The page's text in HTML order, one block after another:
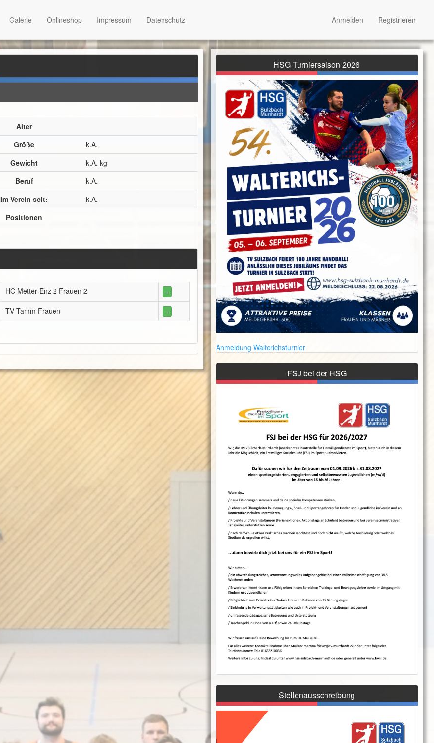
Alter
Größe
k.A.
Gewicht
k.A. kg
Beruf
k.A.
Im Verein seit:
k.A.
Positionen
HC Metter-Enz 2 Frauen 2 +
TV Tamm Frauen +
HSG Turniersaison 2026
Anmeldung Walterichsturnier
FSJ bei der HSG
Stellenausschreibung
Galerie Onlineshop Impressum Datenschutz Anmelden Registrieren